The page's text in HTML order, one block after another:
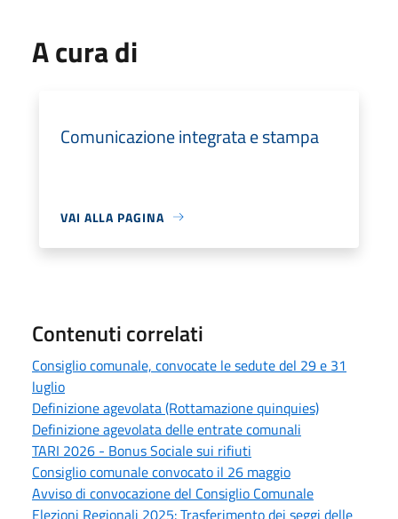
A cura di
Comunicazione integrata e stampa
VAI ALLA PAGINA
Contenuti correlati
Consiglio comunale, convocate le sedute del 29 e 31
luglio
Definizione agevolata (Rottamazione quinquies)
Definizione agevolata delle entrate comunali
TARI 2026 - Bonus Sociale sui rifiuti
Consiglio comunale convocato il 26 maggio
Avviso di convocazione del Consiglio Comunale
Elezioni Regionali 2025: Trasferimento dei seggi delle